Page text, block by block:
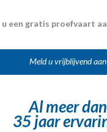
een gratis proefvaart
Meld u vrijblijvend aan
Al meer dan
35 jaar